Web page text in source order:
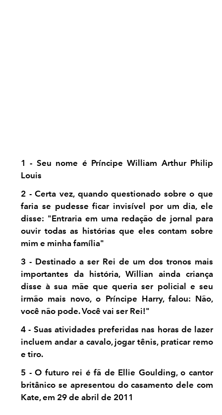
1 - Seu nome é Príncipe William Arthur Philip
Louis
2 - Certa vez, quando questionado sobre o que
faria se pudesse ficar invisível por um dia, ele
disse: "Entraria em uma redação de jornal para
ouvir todas as histórias que eles contam sobre
mim e minha família"
3 - Destinado a ser Rei de um dos tronos mais
importantes da história, Willian ainda criança
disse à sua mãe que queria ser policial e seu
irmão mais novo, o Príncipe Harry, falou: Não,
você não pode. Você vai ser Rei!"
4 - Suas atividades preferidas nas horas de lazer
incluem andar a cavalo, jogar tênis, praticar remo
e tiro.
5 - O futuro rei é fã de Ellie Goulding, o cantor
britânico se apresentou do casamento dele com
Kate, em 29 de abril de 2011